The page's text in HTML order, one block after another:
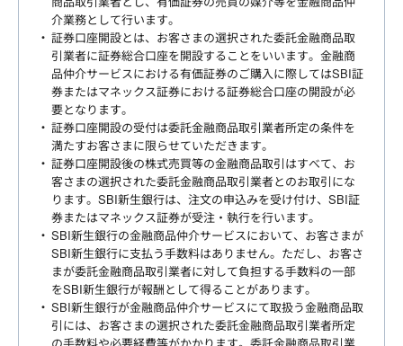
介業務として行います。
証券口座開設とは、お客さまの選択された委託金融商品取
引業者に証券総合口座を開設することをいいます。金融商
品仲介サービスにおける有価証券のご購入に際してはSBI証
券またはマネックス証券における証券総合口座の開設が必
要となります。
証券口座開設の受付は委託金融商品取引業者所定の条件を
満たすお客さまに限らせていただきます。
証券口座開設後の株式売買等の金融商品取引はすべて、お
客さまの選択された委託金融商品取引業者とのお取引にな
ります。SBI新生銀行は、注文の申込みを受け付け、SBI証
券またはマネックス証券が受注・執行を行います。
SBI新生銀行の金融商品仲介サービスにおいて、お客さまが
SBI新生銀行に支払う手数料はありません。ただし、お客さ
まが委託金融商品取引業者に対して負担する手数料の一部
をSBI新生銀行が報酬として得ることがあります。
SBI新生銀行が金融商品仲介サービスにて取扱う金融商品取
引には、お客さまの選択された委託金融商品取引業者所定